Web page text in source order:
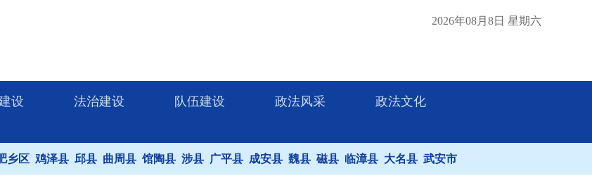
2026年08月8日 星期六
设 法治建设 队伍建设 政法风采
政法文化
乡区 鸡泽县 邱县 曲周县 馆陶县 涉县 广平县 成安县 魏县 磁县 临漳县 大名县 武安市